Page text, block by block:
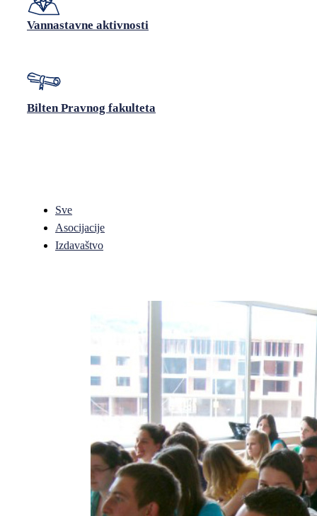
Vannastavne aktivnosti
Bilten Pravnog fakulteta
Sve
Asocijacije
Izdavaštvo